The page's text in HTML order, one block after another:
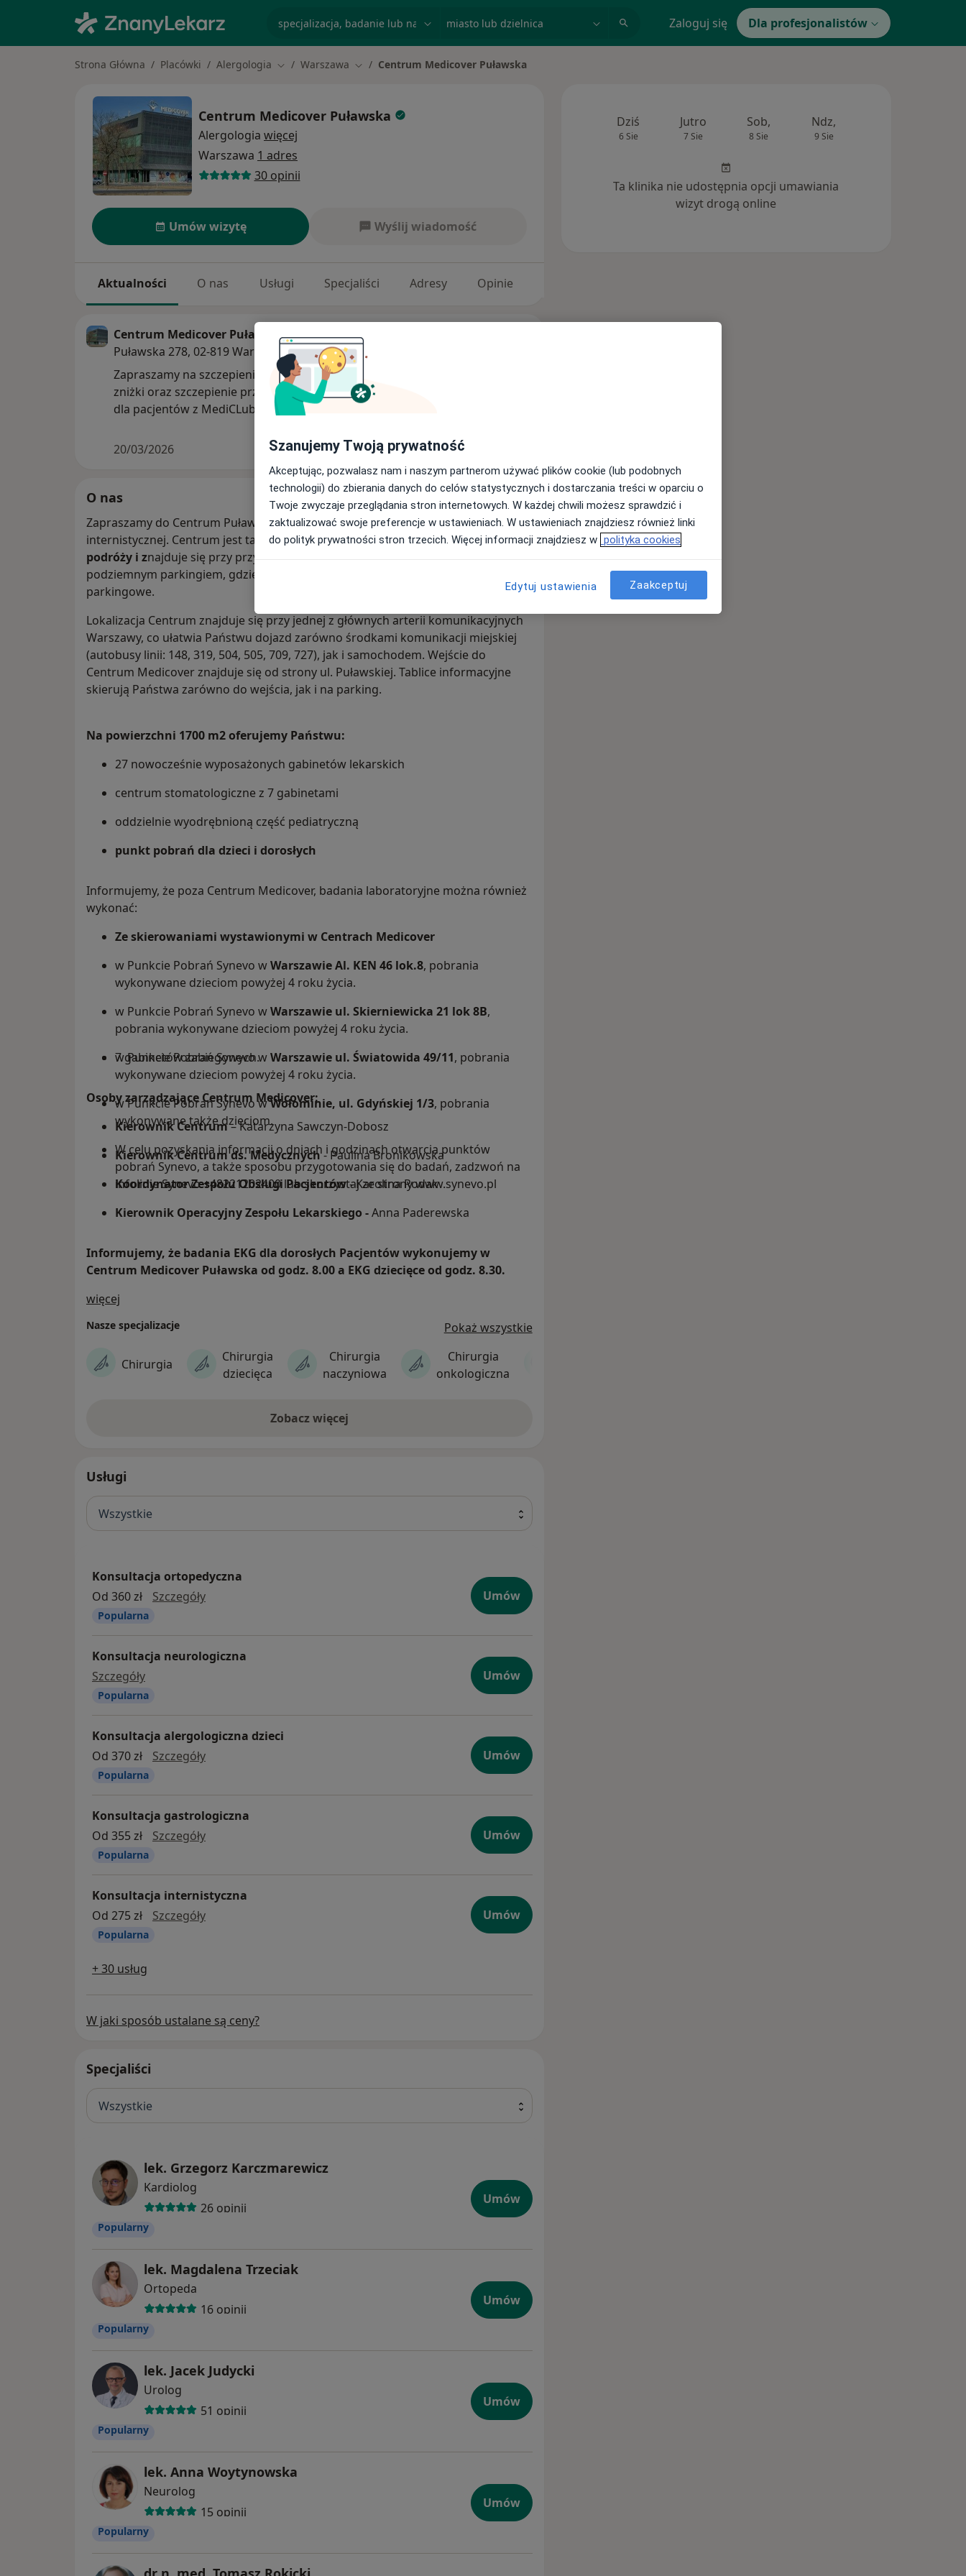
Zaloguj się Dla profesjonalistów
Strona Główna Placówki Alergologia Zmień miasto
Warszawa Zmień miasto
Centrum Medicover Puławska
Centrum Medicover Puławska
Alergologia więcej
Warszawa 1 adres
30 opinii
Umów wizytę Wyślij wiadomość
Aktualności O nas Usługi Specjaliści Adresy Opinie
Centrum Medicover Puławska
Puławska 278, 02-819 Warszawa
Zapraszamy na szczepienie przeciw HPV - 40%
zniżki oraz szczepienie przeciw KZM 20% zniżki
dla pacjentów z MediCLub. Wizyta u internisty
20/03/2026
O nas
Zapraszamy do Centrum Puławska celem odbycia konsultacji m.in ortopedycznej,
internistycznej. Centrum jest także certyfikowanąplacówką z zakresu medycyny
podróży i znajduje się przy przy ul. Puławskiej 278, w nowoczesnym budynku z
podziemnym parkingiem, gdzie do Państwa dyspozycji są 23 miejsca
parkingowe.
Lokalizacja Centrum znajduje się przy jednej z głównych arterii komunikacyjnych
Warszawy, co ułatwia Państwu dojazd zarówno środkami komunikacji miejskiej
(autobusy linii: 148, 319, 504, 505, 709, 727), jak i samochodem. Wejście do
Centrum Medicover znajduje się od strony ul. Puławskiej. Tablice informacyjne
skierują Państwa zarówno do wejścia, jak i na parking.
Na powierzchni 1700 m2 oferujemy Państwu:
27 nowocześnie wyposażonych gabinetów lekarskich
centrum stomatologiczne z 7 gabinetami
oddzielnie wyodrębnioną część pediatryczną
punkt pobrań dla dzieci i dorosłych
Informujemy, że poza Centrum Medicover, badania laboratoryjne można również
wykonać:
Ze skierowaniami wystawionymi w Centrach Medicover
w Punkcie Pobrań Synevo wWarszawieAl. KEN 46 lok.8, pobrania
wykonywane dzieciom powyżej 4 roku życia.
w Punkcie Pobrań Synevo wWarszawie ul. Skierniewicka 21 lok 8B,
pobrania wykonywane dzieciom powyżej 4 roku życia.
w Punkcie Pobrań Synevo wWarszawie ul. Światowida 49/11, pobrania
wykonywane dzieciom powyżej 4 roku życia.
w Punkcie Pobrań Synevo wWołominie, ul. Gdyńskiej 1/3, pobrania
wykonywane także dzieciom.
W celu pozyskania informacji o dniach i godzinach otwarcia punktów
pobrań Synevo, a także sposobu przygotowania się do badań, zadzwoń na
infolinie Synevo +48221202400 lub skorzystaj ze strony www.synevo.pl
7 gabinetów zabiegowych.
Osoby zarządzające Centrum Medicover:
Kierownik Centrum– Katarzyna Sawczyn-Dobosz
Kierownik Centrum ds. Medycznych- Paulina Bronikowska
Koordynator Zespołu Obsługi Pacjentów- Karolina Rodak
Kierownik Operacyjny Zespołu Lekarskiego -Anna Paderewska
Informujemy, że badania EKG dla dorosłych Pacjentów wykonujemy w
Centrum Medicover Puławska od godz. 8.00 a EKG dziecięce od godz. 8.30.
więcej
Nasze specjalizacje Pokaż wszystkie
Chirurgia
Chirurgia
dziecięca
Chirurgia
naczyniowa
Chirurgia
onkologiczna
Zobacz więcej
Usługi
Wszystkie
Konsultacja ortopedyczna
Od 360 zł
Szczegółykonsultacja ortopedyczna
Popularna
Umów
Konsultacja neurologiczna
SzczegółyKonsultacja neurologiczna
Popularna
Umów
Konsultacja alergologiczna dzieci
Od 370 zł
Szczegółykonsultacja alergologiczna dzieci
Popularna
Umów
Konsultacja gastrologiczna
Od 355 zł
Szczegółykonsultacja gastrologiczna
Popularna
Umów
Konsultacja internistyczna
Od 275 zł
Szczegółykonsultacja internistyczna
Popularna
Umów
+ 30 usług
W jaki sposób ustalane są ceny?
Specjaliści
Wszystkie
lek. Grzegorz Karczmarewicz
Kardiolog
26 opinii
Popularny
Umów
lek. Magdalena Trzeciak
Ortopeda
16 opinii
Popularny
Umów
lek. Jacek Judycki
Urolog
51 opinii
Popularny
Umów
lek. Anna Woytynowska
Neurolog
15 opinii
Popularny
Umów
Dziś
6 Sie
Jutro
7 Sie
Sob,
8 Sie
Ndz,
9 Sie
Ta klinika nie udostępnia opcji umawiania
wizyt drogą online
Szanujemy Twoją prywatność
Akceptując, pozwalasz nam i naszym partnerom używać plików cookie (lub podobnych
technologii) do zbierania danych do celów statystycznych i dostarczania treści w oparciu o
Twoje zwyczaje przeglądania stron internetowych. W każdej chwili możesz sprawdzić i
zaktualizować swoje preferencje w ustawieniach. W ustawieniach znajdziesz również linki
do polityk prywatności stron trzecich. Więcej informacji znajdziesz w polityka cookies
Edytuj ustawienia Zaakceptuj